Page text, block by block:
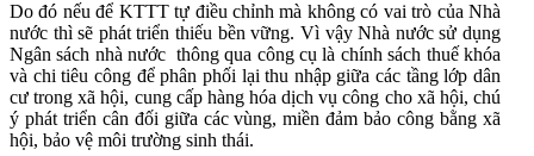
Do đó nếu để KTTT tự điều chỉnh mà không có vai trò của Nhà
nước thì sẽ phát triển thiếu bền vững. Vì vậy Nhà nước sử dụng
Ngân sách nhà nước thông qua công cụ là chính sách thuế khóa
và chi tiêu công để phân phối lại thu nhập giữa các tầng lớp dân
cư trong xã hội, cung cấp hàng hóa dịch vụ công cho xã hội, chú
ý phát triển cân đối giữa các vùng, miền đảm bảo công bằng xã
hội, bảo vệ môi trường sinh thái.